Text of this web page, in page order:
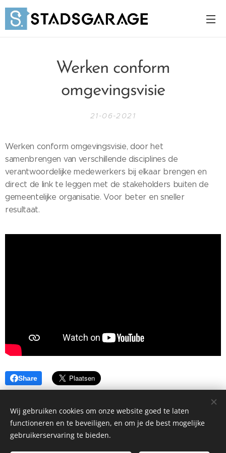
Werken conform
omgevingsvisie
21-06-2021
Werken conform omgevingsvisie, door het
samenbrengen van verschillende disciplines de
verantwoordelijke medewerkers bij elkaar brengen en
direct de link te leggen met de stakeholders buiten de
gemeentelijke organisatie. Voor beter en sneller
resultaat.
Share
Wij gebruiken cookies om onze website goed te laten
functioneren en te beveiligen, en om je de best mogelijke
gebruikerservaring te bieden.